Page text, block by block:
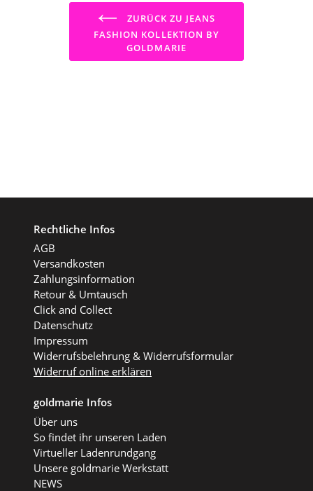
ZURÜCK ZU JEANS
FASHION KOLLEKTION BY
GOLDMARIE
Rechtliche Infos
AGB
Versandkosten
Zahlungsinformation
Retour & Umtausch
Click and Collect
Datenschutz
Impressum
Widerrufsbelehrung & Widerrufsformular
Widerruf online erklären
goldmarie Infos
Über uns
So findet ihr unseren Laden
Virtueller Ladenrundgang
Unsere goldmarie Werkstatt
NEWS